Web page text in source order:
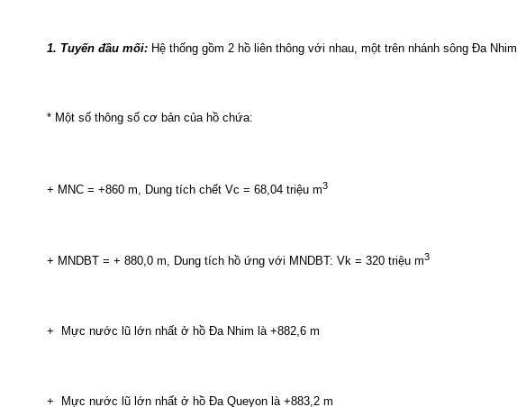
1. Tuyến đầu mối: Hệ thống gồm 2 hồ liên thông với nhau một trên nhánh sông Đa Nhim
* Một số thông số cơ bản của hồ chứa:
+ MNC = +860 m, Dung tích chết Vc = 68 ,04 triệu m3
+ MNDBT = + 880 ,0 m, Dung tích hồ ứng với MNDBT: Vk = 320 triệu m3
+ Mực nước lũ lớn nhất ở hồ Đa Nhim là +882,6 m
+ Mực nước lũ lớn nhất ở hồ Đa Queyon là +883,2 m